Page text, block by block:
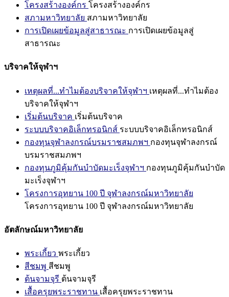
โครงสร้างองค์กร โครงสร้างองค์กร
สภามหาวิทยาลัย สภามหาวิทยาลัย
การเปิดเผยข้อมูลสู่สาธารณะ การเปิดเผยข้อมูลสู่
สาธารณะ
บริจาคให้จุฬาฯ
เหตุผลที่...ทำไมต้องบริจาคให้จุฬาฯ เหตุผลที่...ทำไมต้อง
บริจาคให้จุฬาฯ
เริ่มต้นบริจาค เริ่มต้นบริจาค
ระบบบริจาคอิเล็กทรอนิกส์ ระบบบริจาคอิเล็กทรอนิกส์
กองทุนจุฬาลงกรณ์บรมราชสมภพฯ กองทุนจุฬาลงกรณ์
บรมราชสมภพฯ
กองทุนภูมิคุ้มกันบำบัดมะเร็งจุฬาฯ กองทุนภูมิคุ้มกันบำบัด
มะเร็งจุฬาฯ
โครงการอุทยาน 100 ปี จุฬาลงกรณ์มหาวิทยาลัย
โครงการอุทยาน 100 ปี จุฬาลงกรณ์มหาวิทยาลัย
อัตลักษณ์มหาวิทยาลัย
พระเกี้ยว พระเกี้ยว
สีชมพู สีชมพู
ต้นจามจุรี ต้นจามจุรี
เสื้อครุยพระราชทาน เสื้อครุยพระราชทาน